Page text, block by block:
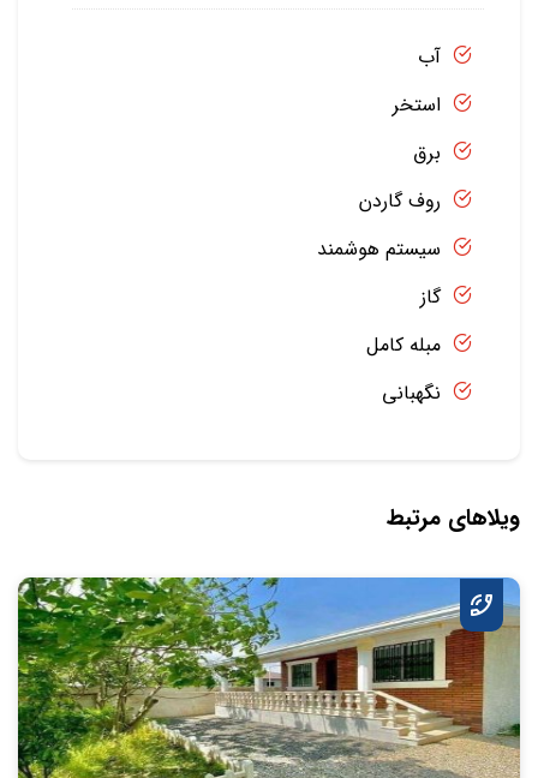
آب
استخر
برق
روف گاردن
سیستم هوشمند
گاز
مبله کامل
نگهبانی
ویلاهای مرتبط